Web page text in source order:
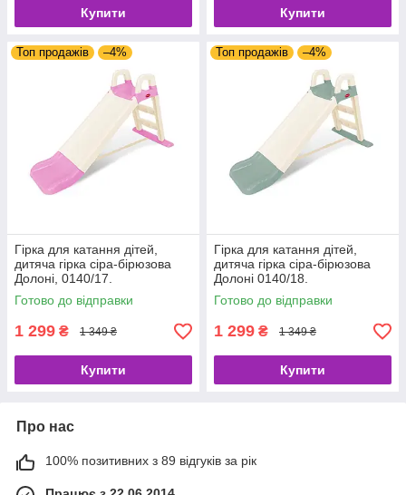
Купити Купити
Топ продажів –4%
Гірка для катання дітей,
дитяча гірка сіра-бірюзова
Долоні, 0140/17.
Готово до відправки
1 299 ₴ 1 349 ₴
Купити
Топ продажів –4%
Гірка для катання дітей,
дитяча гірка сіра-бірюзова
Долоні 0140/18.
Готово до відправки
1 299 ₴ 1 349 ₴
Купити
Про нас
100% позитивних з 89 відгуків за рік